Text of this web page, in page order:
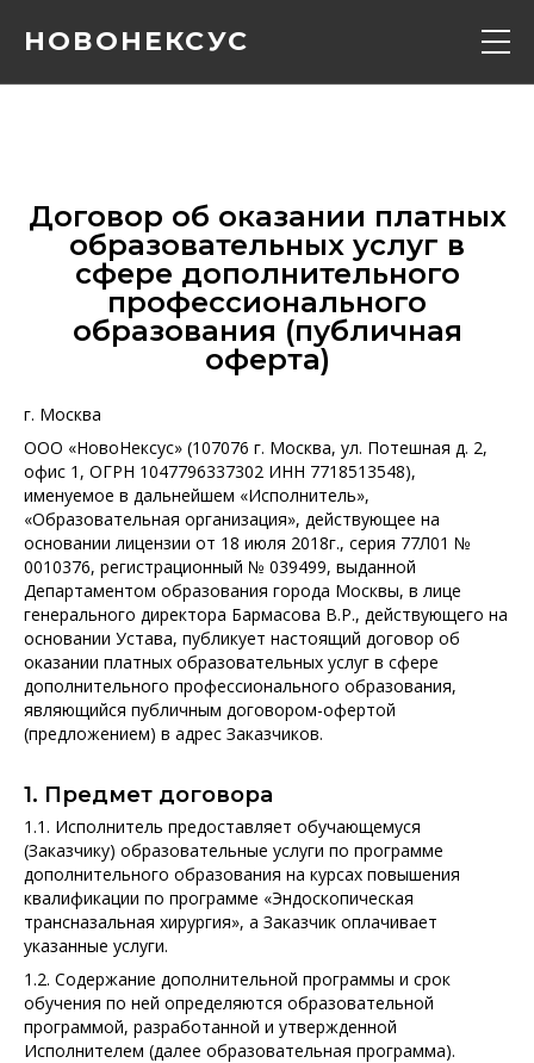
НОВОНЕКСУС
Расписание
Вебинары
О обучении
О биоматериалах
Договор об оказании платных
образовательных услуг в
сфере дополнительного
профессионального
образования (публичная
оферта)
г. Москва
ООО «НовоНексус» (107076 г. Москва, ул. Потешная д. 2,
офис 1, ОГРН 1047796337302 ИНН 7718513548),
именуемое в дальнейшем «Исполнитель»,
«Образовательная организация», действующее на
основании лицензии от 18 июля 2018г., серия 77Л01 №
0010376, регистрационный № 039499, выданной
Департаментом образования города Москвы, в лице
генерального директора Бармасова В.Р., действующего на
основании Устава, публикует настоящий договор об
оказании платных образовательных услуг в сфере
дополнительного профессионального образования,
являющийся публичным договором-офертой
(предложением) в адрес Заказчиков.
1. Предмет договора
1.1. Исполнитель предоставляет обучающемуся
(Заказчику) образовательные услуги по программе
дополнительного образования на курсах повышения
квалификации по программе «Эндоскопическая
трансназальная хирургия», а Заказчик оплачивает
указанные услуги.
1.2. Содержание дополнительной программы и срок
обучения по ней определяются образовательной
программой, разработанной и утвержденной
Исполнителем (далее образовательная программа).